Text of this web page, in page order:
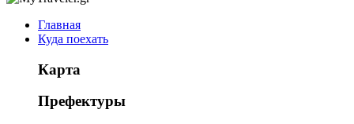
Главная
Куда поехать
Карта
Префектуры